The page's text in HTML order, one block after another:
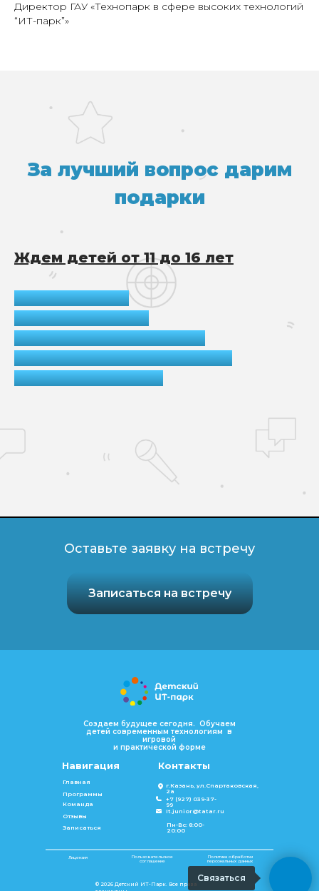
Директор ГАУ «Технопарк в сфере высоких технологий
“ИТ-парк”»
За лучший вопрос дарим
подарки
Ждем детей от 11 до 16 лет
Дата: 24 апреля
Время: 17:00-18:00
Локация: Детский IT-парк
Участие бесплатное, но нужно
зарегистрироваться.
Оставьте заявку на встречу
Записаться на встречу
Связаться
Главная
Программы
Команда
Отзывы
Записаться
Навигация
г.Казань, ул.Спартаковская,
2а
+7 (927) 039-37-
99
It.junior@tatar.ru
Пн-Вс: 8:00-
20:00
Контакты
Создаем будущее сегодня. Обучаем
детей современным технологиям в
игровой
и практической форме
Политика обработки
персональных данных
Пользовательское
соглашение
Лицензия
© 2026 Детский ИТ-Парк. Все права